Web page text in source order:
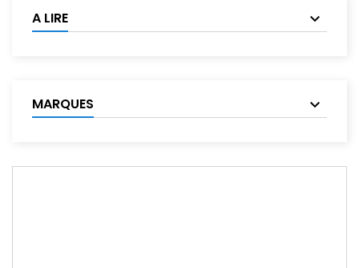
A LIRE
MARQUES